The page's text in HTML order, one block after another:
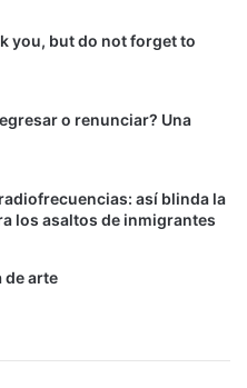
you, but do not forget to
o renunciar? Una
así blinda la
los asaltos de inmigrantes
de arte